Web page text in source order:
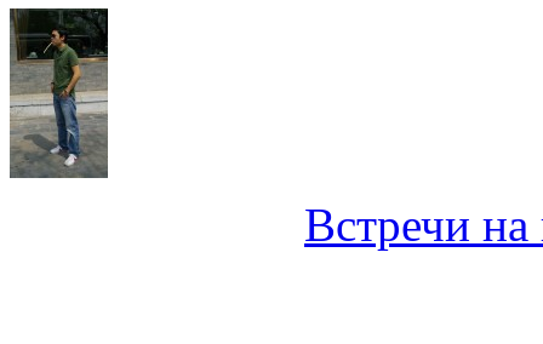
Встречи на